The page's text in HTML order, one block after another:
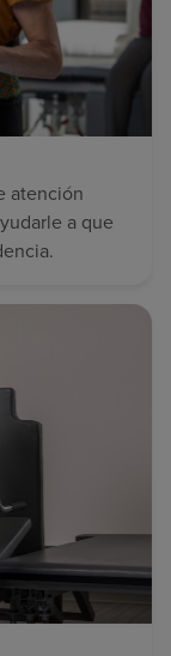
atención
a que